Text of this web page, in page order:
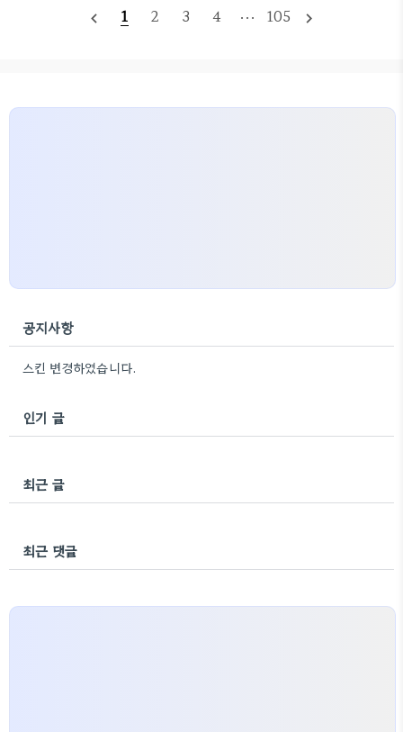
고… 어디서부터 시작해야 할지 ..
브라우저 본연의 역할, 그리고 아쉬웠던 점까지, 제
AI 브라우저가 쏟아져 나오고 있지만, 실제로 꾸준히
navigate_before 1 2 3 4 ··· 105 navigate_next
공지사항
스킨 변경하였습니다.
인기 글
최근 글
최근 댓글